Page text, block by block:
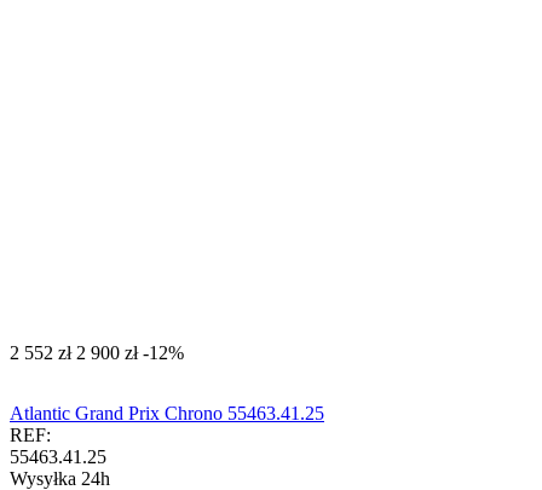
‍2 552‍ zł ‍2 900‍ zł -12%
Atlantic Grand Prix Chrono 55463.41.25
REF:
55463.41.25
Wysyłka 24h